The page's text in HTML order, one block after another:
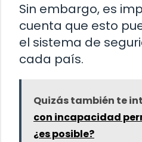
Sin embargo, es
cuenta que esto
el sistema de
cada país.
Quizás también te
con incapacidad
¿es posible?